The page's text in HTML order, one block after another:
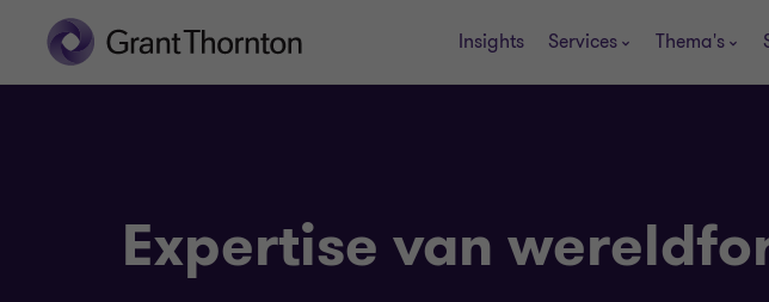
Insights Services Thema's
Expertise van